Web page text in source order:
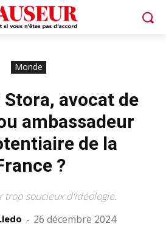
Monde
avocat de
ambassadeur
de la
?
trop soucieux d'idéologie.
- 26 décembre 2024